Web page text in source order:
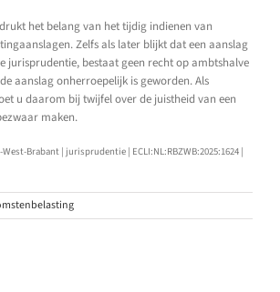
het belang van het tijdig indienen van
Zelfs als later blijkt dat een aanslag
jurisprudentie, bestaat geen recht op ambtshalve
aanslag onherroepelijk is geworden. Als
u daarom bij twijfel over de juistheid van een
maken.
Brabant | jurisprudentie | ECLI:NL:RBZWB:2025:1624 |